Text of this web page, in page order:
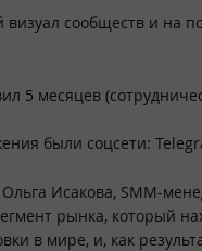
визуал сообществ и на
5 месяцев
были соцсети:
Исакова, SMM-
рынка, который
в мире, и, как